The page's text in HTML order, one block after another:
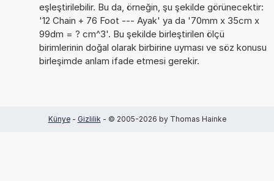
eşleştirilebilir. Bu da, örneğin, şu şekilde görünecektir:
'12 Chain + 76 Foot --- Ayak' ya da '70mm x 35cm x
99dm = ? cm^3'. Bu şekilde birleştirilen ölçü
birimlerinin doğal olarak birbirine uyması ve söz konusu
birleşimde anlam ifade etmesi gerekir.
Künye- Gizlilik - © 2005-2026 by Thomas Hainke